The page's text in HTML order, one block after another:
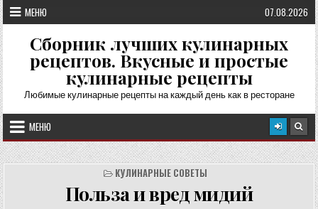
Перейти
к
содержимому
МЕНЮ 07.08.2026
Сборник лучших кулинарных
рецептов. Вкусные и простые
кулинарные рецепты
Любимые кулинарные рецепты на каждый день как в ресторане
МЕНЮ
КУЛИНАРНЫЕ СОВЕТЫ
Польза и вред мидий